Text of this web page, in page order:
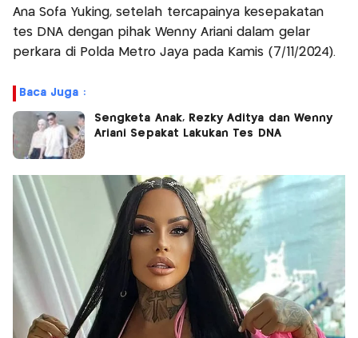
Ana Sofa Yuking, setelah tercapainya kesepakatan
tes DNA dengan pihak Wenny Ariani dalam gelar
perkara di Polda Metro Jaya pada Kamis (7/11/2024).
Baca Juga :
Sengketa Anak, Rezky Aditya dan Wenny
Ariani Sepakat Lakukan Tes DNA